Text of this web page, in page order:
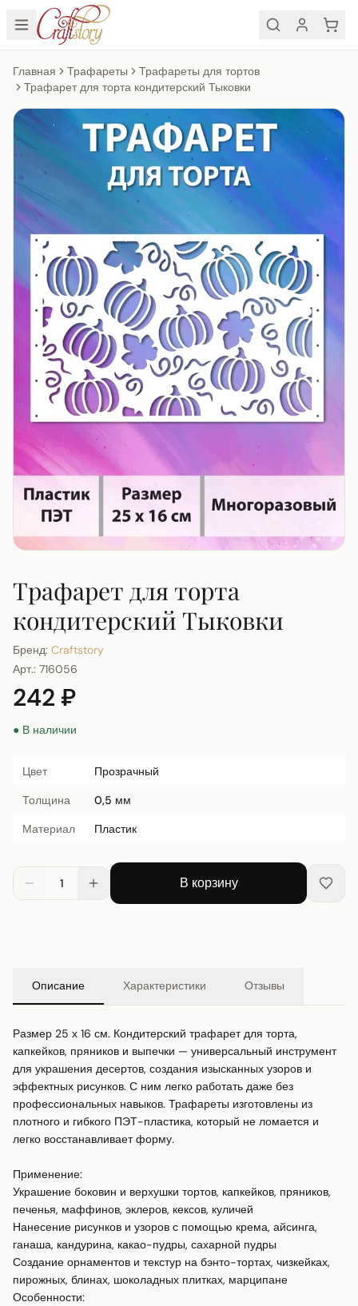
Главная Трафареты
Трафареты для тортов
Трафарет для торта кондитерский Тыковки
Трафарет для торта
кондитерский Тыковки
Бренд: Craftstory
Арт.: 716056
242 ₽
● В наличии
Цвет
Прозрачный
Толщина
0,5 мм
Материал
Пластик
1 В корзину
Описание Характеристики Отзывы
Размер 25 х 16 см. Кондитерский трафарет для торта,
капкейков, пряников и выпечки — универсальный инструмент
для украшения десертов, создания изысканных узоров и
эффектных рисунков. С ним легко работать даже без
профессиональных навыков. Трафареты изготовлены из
плотного и гибкого ПЭТ-пластика, который не ломается и
легко восстанавливает форму.
Применение:
Украшение боковин и верхушки тортов, капкейков, пряников,
печенья, маффинов, эклеров, кексов, куличей
Нанесение рисунков и узоров с помощью крема, айсинга,
ганаша, кандурина, какао-пудры, сахарной пудры
Создание орнаментов и текстур на бэнто-тортах, чизкейках,
пирожных, блинах, шоколадных плитках, марципане
Особенности: